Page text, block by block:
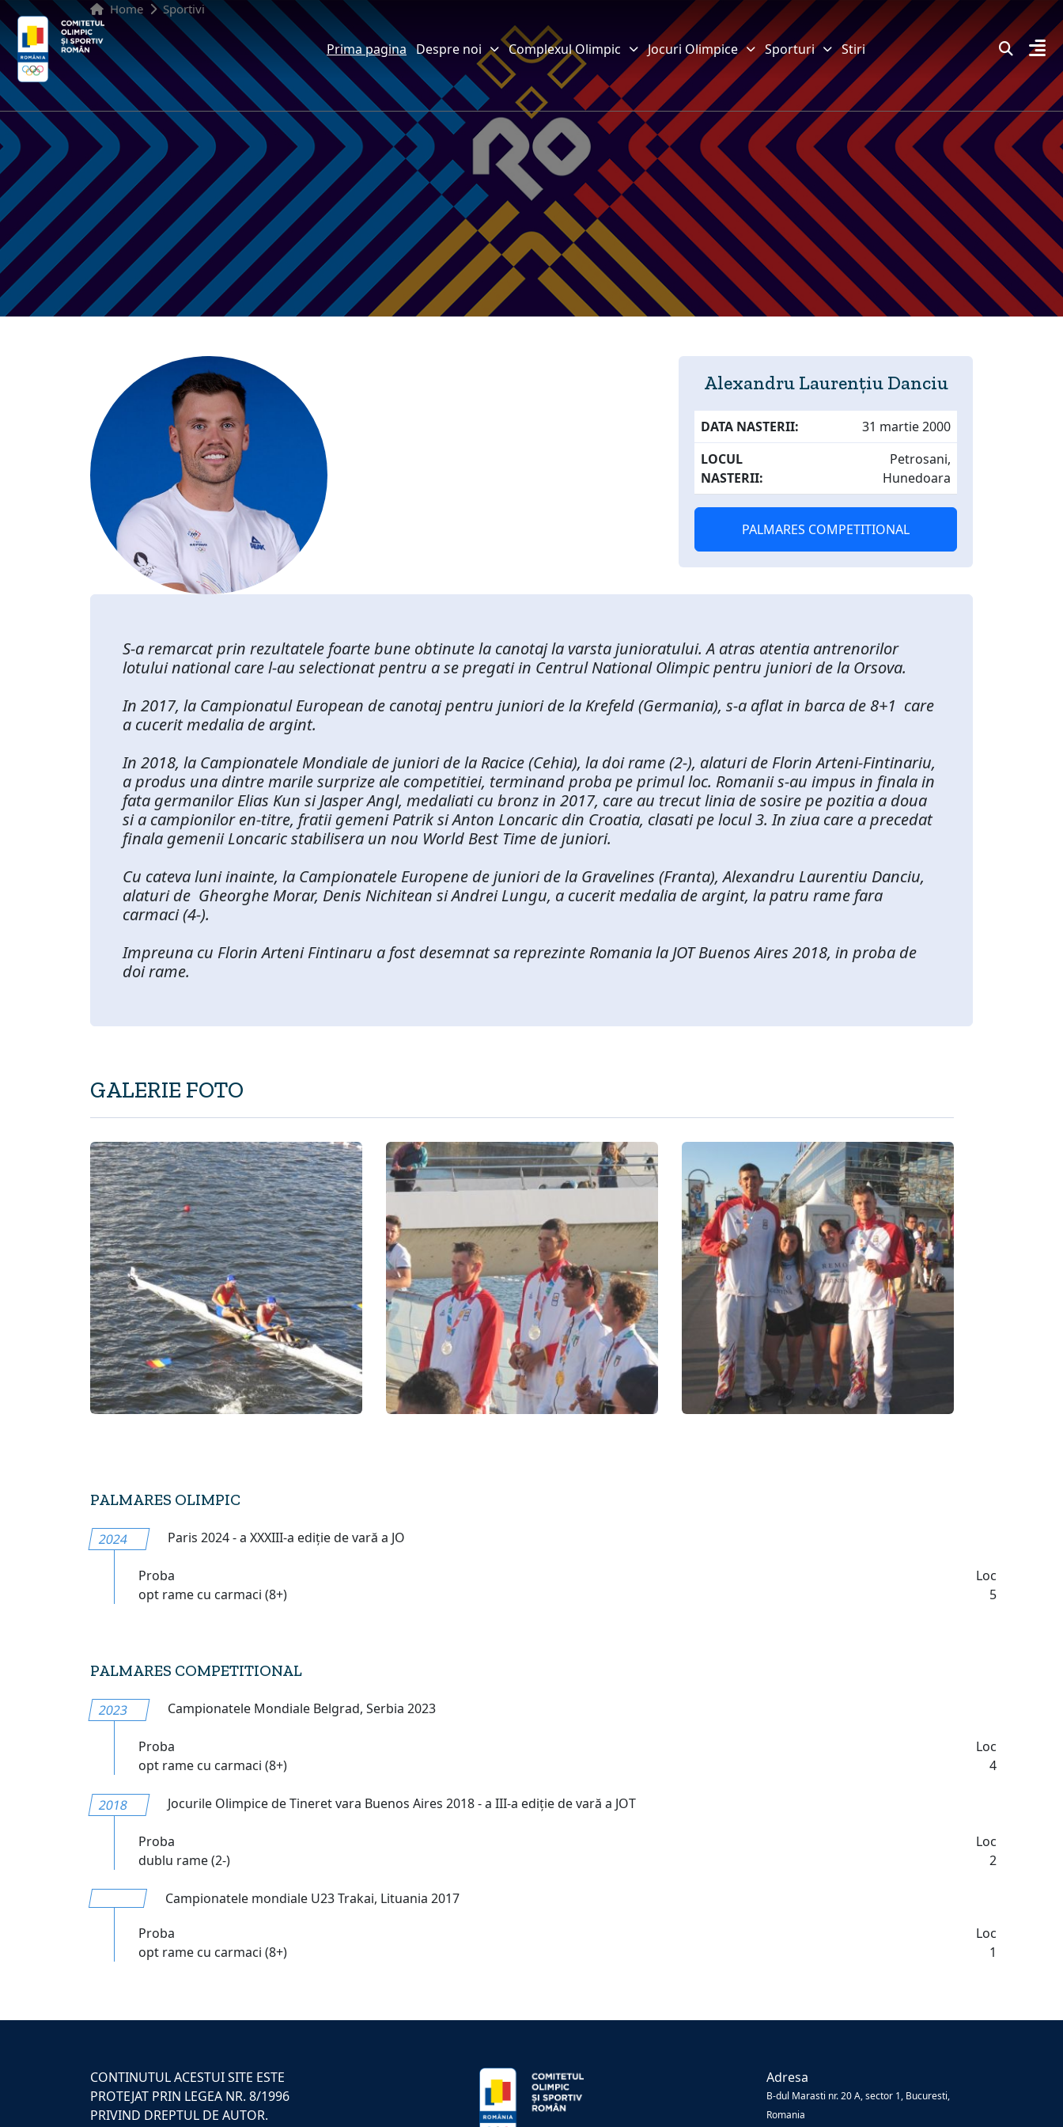
Prima pagina Despre noi Complexul Olimpic Jocuri Olimpice Sporturi Stiri
Home Sportivi
Alexandru Laurențiu Danciu
DATA NASTERII:
31 martie 2000
LOCUL
NASTERII:
Petrosani,
Hunedoara
PALMARES COMPETITIONAL
S-a remarcat prin rezultatele foarte bune obtinute la canotaj la varsta junioratului. A atras atentia antrenorilor
lotului national care l-au selectionat pentru a se pregati in Centrul National Olimpic pentru juniori de la Orsova.
In 2017, la Campionatul European de canotaj pentru juniori de la Krefeld (Germania), s-a aflat in barca de 8+1 care
a cucerit medalia de argint.
In 2018, la Campionatele Mondiale de juniori de la Racice (Cehia), la doi rame (2-), alaturi de Florin Arteni-Fintinariu,
a produs una dintre marile surprize ale competitiei, terminand proba pe primul loc. Romanii s-au impus in finala in
fata germanilor Elias Kun si Jasper Angl, medaliati cu bronz in 2017, care au trecut linia de sosire pe pozitia a doua
si a campionilor en-titre, fratii gemeni Patrik si Anton Loncaric din Croatia, clasati pe locul 3. In ziua care a precedat
finala gemenii Loncaric stabilisera un nou World Best Time de juniori.
Cu cateva luni inainte, la Campionatele Europene de juniori de la Gravelines (Franta), Alexandru Laurentiu Danciu,
alaturi de Gheorghe Morar, Denis Nichitean si Andrei Lungu, a cucerit medalia de argint, la patru rame fara
carmaci (4-).
Impreuna cu Florin Arteni Fintinaru a fost desemnat sa reprezinte Romania la JOT Buenos Aires 2018, in proba de
doi rame.
GALERIE FOTO
PALMARES OLIMPIC
2024 Paris 2024 - a XXXIII-a ediție de vară a JO
Proba
Loc
opt rame cu carmaci (8+)
5
PALMARES COMPETITIONAL
2023 Campionatele Mondiale Belgrad, Serbia 2023
Proba
Loc
opt rame cu carmaci (8+)
4
2018 Jocurile Olimpice de Tineret vara Buenos Aires 2018 - a III-a ediție de vară a JOT
Proba
Loc
dublu rame (2-)
2
Campionatele mondiale U23 Trakai, Lituania 2017
Proba
Loc
opt rame cu carmaci (8+)
1
CONTINUTUL ACESTUI SITE ESTE
PROTEJAT PRIN LEGEA NR. 8/1996
PRIVIND DREPTUL DE AUTOR.
Adresa
B-dul Marasti nr. 20 A, sector 1, Bucuresti,
Romania